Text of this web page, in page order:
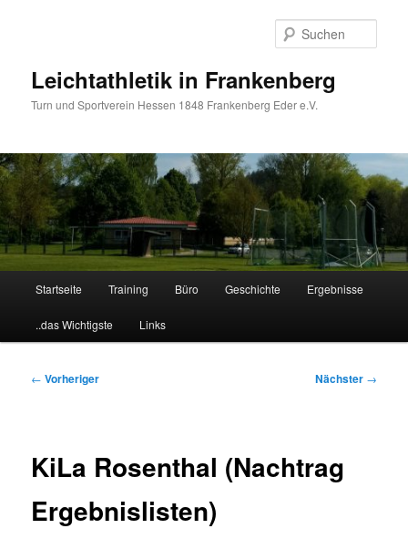
Leichtathletik in Frankenberg
Turn und Sportverein Hessen 1848 Frankenberg Eder e.V.
Startseite Training Büro Geschichte Ergebnisse
..das Wichtigste Links
Beitragsnavigation
← Vorheriger Nächster →
KiLa Rosenthal (Nachtrag
Ergebnislisten)